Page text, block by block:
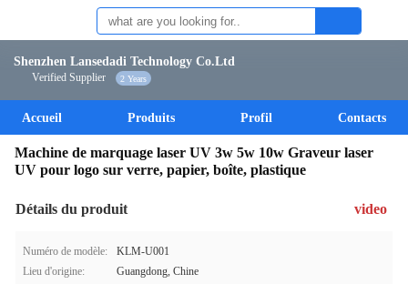
Shenzhen Lansedadi Technology Co.Ltd
Verified Supplier 2 Years
Accueil Produits Profil Contacts
Machine de marquage laser UV 3w 5w 10w Graveur laser
UV pour logo sur verre, papier, boîte, plastique
Détails du produit video
Numéro de modèle:
KLM-U001
Lieu d'origine:
Guangdong, Chine